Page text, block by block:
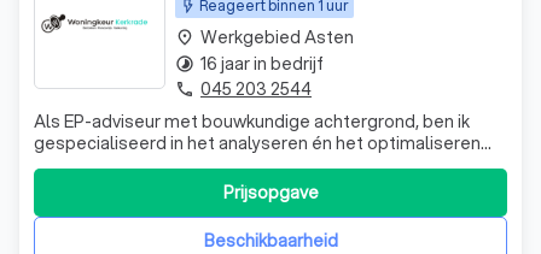
Reageert binnen 1 uur
Als EP-adviseur met bouwkundige achtergrond, ben ik
gespecialiseerd in het analyseren én het optimaliseren
van de energieprestatie van zowel woningen als
bedrijfspanden. Jarenlange ervaring in deze sector stelt
mij in staat complexe vraagstukken helder te vertalen naar
praktische adviezen en oplossi
Beschikbaarheid
Prijsopgave
place Werkgebied Asten
timelapse 16 jaar in bedrijf
phone 045 203 2544